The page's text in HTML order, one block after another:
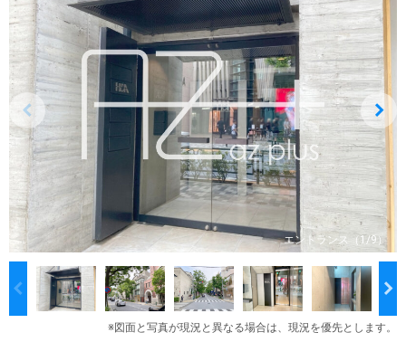
エントランス（1/9）
※図面と写真が現況と異なる場合は、現況を優先とします。